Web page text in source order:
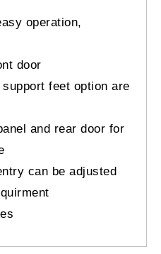
operation,
door
feet option are
and rear door for
can be adjusted